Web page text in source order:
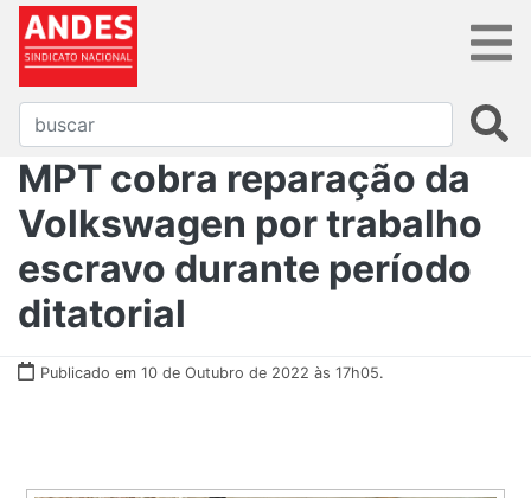
MPT cobra reparação da
Volkswagen por trabalho
escravo durante período
ditatorial
Publicado em 10 de Outubro de 2022 às 17h05.